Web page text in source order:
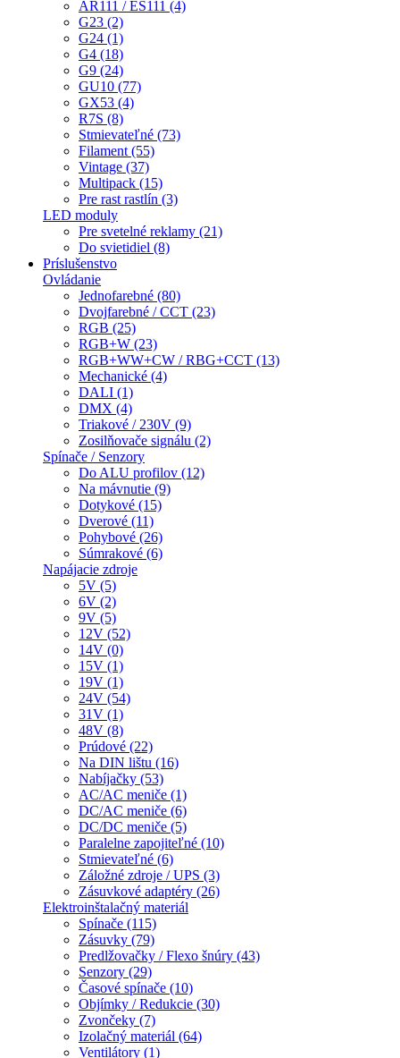
AR111 / ES111 (4)
G23 (2)
G24 (1)
G4 (18)
G9 (24)
GU10 (77)
GX53 (4)
R7S (8)
Stmievateľné (73)
Filament (55)
Vintage (37)
Multipack (15)
Pre rast rastlín (3)
LED moduly
Pre svetelné reklamy (21)
Do svietidiel (8)
Príslušenstvo
Ovládanie
Jednofarebné (80)
Dvojfarebné / CCT (23)
RGB (25)
RGB+W (23)
RGB+WW+CW / RBG+CCT (13)
Mechanické (4)
DALI (1)
DMX (4)
Triakové / 230V (9)
Zosilňovače signálu (2)
Spínače / Senzory
Do ALU profilov (12)
Na mávnutie (9)
Dotykové (15)
Dverové (11)
Pohybové (26)
Súmrakové (6)
Napájacie zdroje
5V (5)
6V (2)
9V (5)
12V (52)
14V (0)
15V (1)
19V (1)
24V (54)
31V (1)
48V (8)
Prúdové (22)
Na DIN lištu (16)
Nabíjačky (53)
AC/AC meniče (1)
DC/AC meniče (6)
DC/DC meniče (5)
Paralelne zapojiteľné (10)
Stmievateľné (6)
Záložné zdroje / UPS (3)
Zásuvkové adaptéry (26)
Elektroinštalačný materiál
Spínače (115)
Zásuvky (79)
Predlžovačky / Flexo šnúry (43)
Senzory (29)
Časové spínače (10)
Objímky / Redukcie (30)
Zvončeky (7)
Izolačný materiál (64)
Ventilátory (1)